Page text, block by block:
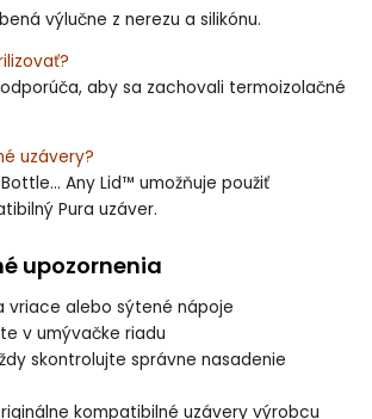
výlučne z nerezu a silikónu.
aby sa zachovali termoizolačné
uzávery?
Any Lid™ umožňuje použiť
Pura uzáver.
upozornenia
vriace alebo sýtené nápoje
v umývačke riadu
skontrolujte správne nasadenie
kompatibilné uzávery výrobcu